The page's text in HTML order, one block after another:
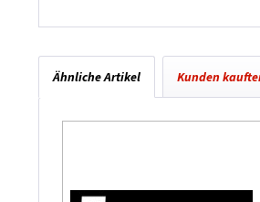
Ähnliche Artikel Kunden